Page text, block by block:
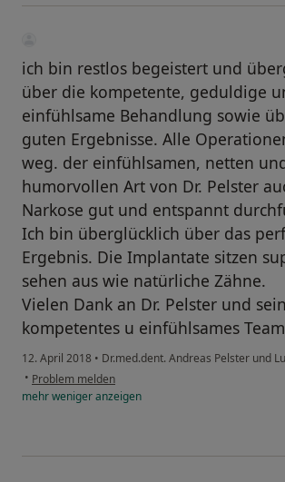
ich bin restlos begeistert und
über die kompetente, geduldige
einfühlsame Behandlung sowie
guten Ergebnisse. Alle
weg. der einfühlsamen, netten
humorvollen Art von Dr. Pelster
Narkose gut und entspannt
Ich bin überglücklich über das
Ergebnis. Die Implantate sitzen
sehen aus wie natürliche Zähne.
Vielen Dank an Dr. Pelster und
kompetentes u einfühlsames
12. April 2018 • Dr.med.dent. Andreas Pelster und
• Problem melden
mehrwenigeranzeigen